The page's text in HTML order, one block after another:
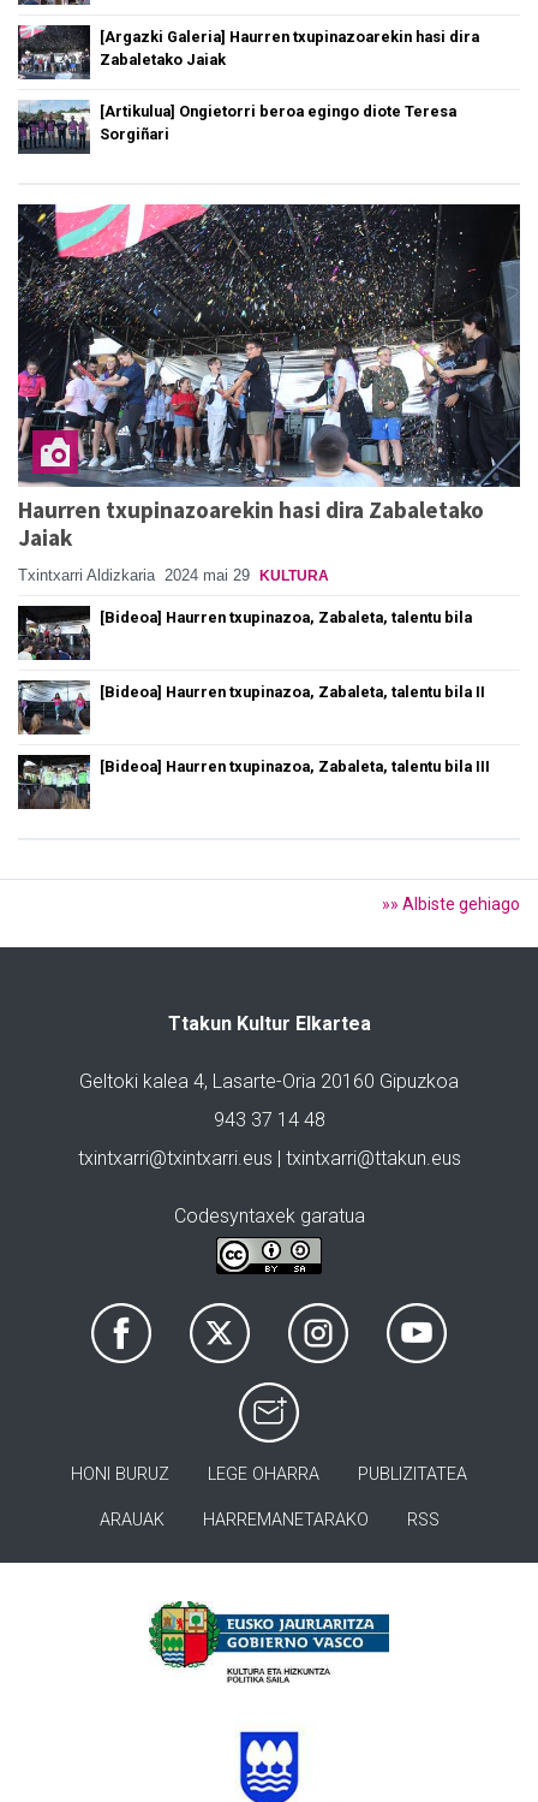
[Argazki Galeria] Haurren txupinazoarekin hasi dira
Zabaletako Jaiak
[Artikulua] Ongietorri beroa egingo diote Teresa
Sorgiñari
Haurren txupinazoarekin hasi dira Zabaletako
Jaiak
Txintxarri Aldizkaria 2024 mai 29 KULTURA
[Bideoa] Haurren txupinazoa, Zabaleta, talentu bila
[Bideoa] Haurren txupinazoa, Zabaleta, talentu bila II
[Bideoa] Haurren txupinazoa, Zabaleta, talentu bila III
»» Albiste gehiago
Ttakun Kultur Elkartea
Geltoki kalea 4, Lasarte-Oria 20160 Gipuzkoa
943 37 14 48
txintxarri@txintxarri.eus | txintxarri@ttakun.eus
Codesyntaxek garatua
HONI BURUZ LEGE OHARRA PUBLIZITATEA
ARAUAK HARREMANETARAKO RSS